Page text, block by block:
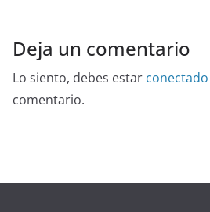
Deja un comentario
Lo siento, debes estar conectado
comentario.